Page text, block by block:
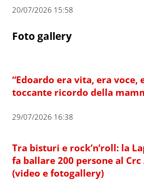
20/07/2026 15:58
Foto gallery
“Edoardo era vita, era voce,
toccante ricordo della
29/07/2026 16:38
Tra bisturi e rock’n’roll: la
fa ballare 200 persone al
(video e fotogallery)